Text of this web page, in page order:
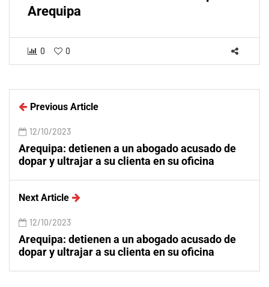
Arequipa
0 0
Previous Article
12/10/2023
Arequipa: detienen a un abogado acusado de
dopar y ultrajar a su clienta en su oficina
Next Article
12/10/2023
Arequipa: detienen a un abogado acusado de
dopar y ultrajar a su clienta en su oficina